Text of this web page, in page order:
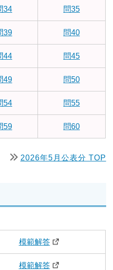
34 問35
39 問40
44 問45
49 問50
54 問55
59 問60
2026年5月公表分 TOP
模範解答
模範解答